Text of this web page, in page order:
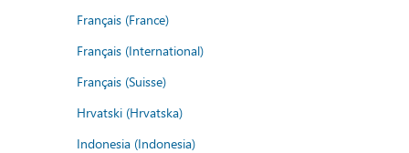
Français (France)
Français (International)
Français (Suisse)
Hrvatski (Hrvatska)
Indonesia (Indonesia)